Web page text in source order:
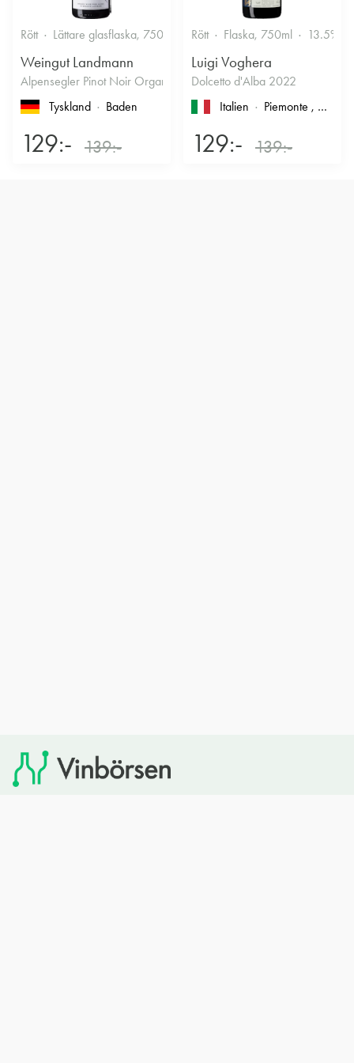
Rött Lättare glasflaska, 750ml 13% Kryddigt & Mustigt
Weingut Landmann
Alpensegler Pinot Noir Organic 2022
Tyskland
Baden
129:- 139:-
Rött Flaska, 750ml 13.5%
Luigi Voghera
Dolcetto d'Alba 2022
Italien
Piemonte , Dolcetto d'Alba
129:- 139:-